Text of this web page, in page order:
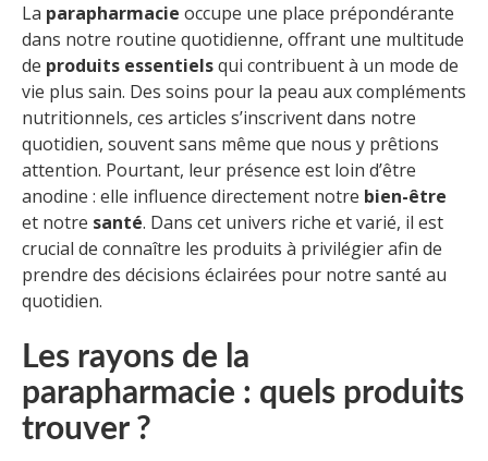
La parapharmacie occupe une place prépondérante
dans notre routine quotidienne, offrant une multitude
de produits essentielsqui contribuent à un mode de
vie plus sain. Des soins pour la peau aux compléments
nutritionnels, ces articles s’inscrivent dans notre
quotidien, souvent sans même que nous y prêtions
attention. Pourtant, leur présence est loin d’être
anodine : elle influence directement notre bien-être
et notre santé. Dans cet univers riche et varié, il est
crucial de connaître les produits à privilégier afin de
prendre des décisions éclairées pour notre santé au
quotidien.
Les rayons de la
parapharmacie : quels produits
trouver ?